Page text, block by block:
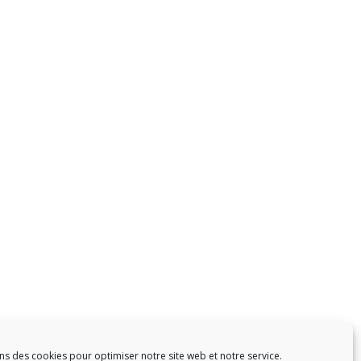
des cookies pour optimiser notre site web et notre service.